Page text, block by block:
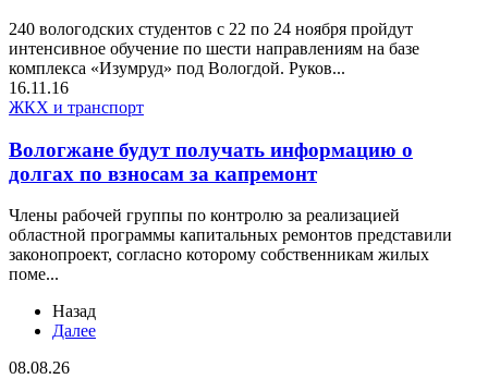
240 вологодских студентов с 22 по 24 ноября пройдут
интенсивное обучение по шести направлениям на базе
комплекса «Изумруд» под Вологдой. Руков...
16.11.16
ЖКХ и транспорт
Вологжане будут получать информацию о
долгах по взносам за капремонт
Члены рабочей группы по контролю за реализацией
областной программы капитальных ремонтов представили
законопроект, согласно которому собственникам жилых
поме...
Назад
Далее
08.08.26